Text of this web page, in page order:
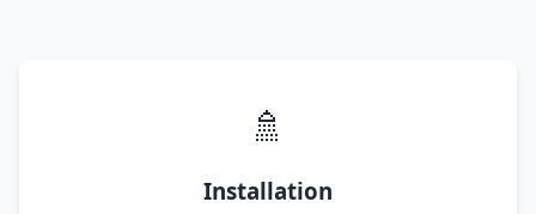
🚿
Installation